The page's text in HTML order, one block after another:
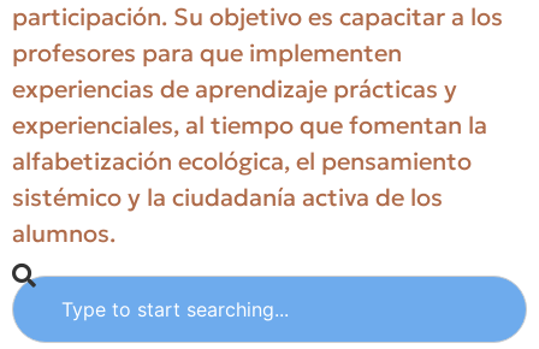
participación. Su objetivo es capacitar a los
profesores para que implementen
experiencias de aprendizaje prácticas y
experienciales, al tiempo que fomentan la
alfabetización ecológica, el pensamiento
sistémico y la ciudadanía activa de los
alumnos.